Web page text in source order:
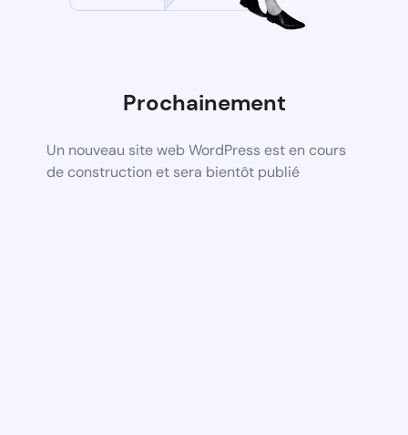
Prochainement
Un nouveau site web WordPress est en cours
de construction et sera bientôt publié